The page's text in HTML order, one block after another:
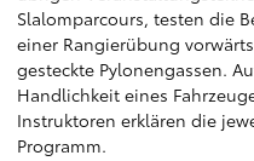
Slalomparcours, testen die
einer Rangierübung
gesteckte Pylonengassen.
Handlichkeit eines
Instruktoren erklären die
Programm.